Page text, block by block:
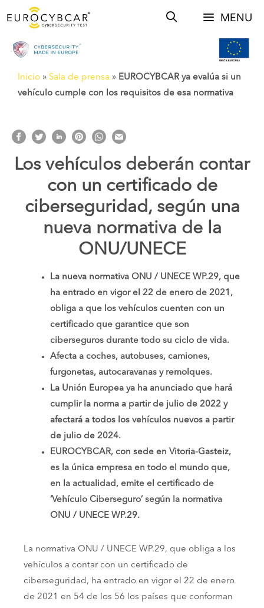
contenido
MENU
Inicio » Sala de prensa » EUROCYBCAR ya evalúa si un
vehículo cumple con los requisitos de esa normativa
Los vehículos deberán contar
con un certificado de
ciberseguridad, según una
nueva normativa de la
ONU/UNECE
La nueva normativa ONU / UNECE WP.29, que
ha entrado en vigor el 22 de enero de 2021,
obliga a que los vehículos cuenten con un
certificado que garantice que son
ciberseguros durante todo su ciclo de vida.
Afecta a coches, autobuses, camiones,
furgonetas, autocaravanas y remolques.
La Unión Europea ya ha anunciado que hará
cumplir la norma a partir de julio de 2022 y
afectará a todos los vehículos nuevos a partir
de julio de 2024.
EUROCYBCAR, con sede en Vitoria-Gasteiz,
es la única empresa en todo el mundo que,
en la actualidad, emite el certificado de
‘Vehículo Ciberseguro’ según la normativa
ONU / UNECE WP.29.
La normativa ONU / UNECE WP.29, que obliga a los
vehículos a contar con un certificado de
ciberseguridad, ha entrado en vigor el 22 de enero
de 2021 en 54 de los 56 los países que conforman